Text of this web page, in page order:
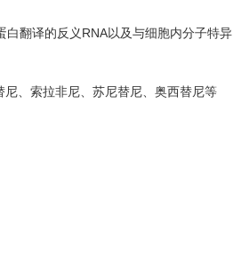
翻译的反义RNA以及与细胞内分子特异
、索拉非尼、苏尼替尼、奥西替尼等